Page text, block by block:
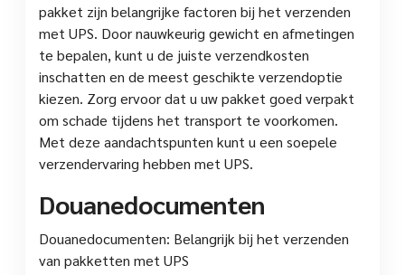
pakket zijn belangrijke factoren bij het verzenden
met UPS. Door nauwkeurig gewicht en afmetingen
te bepalen, kunt u de juiste verzendkosten
inschatten en de meest geschikte verzendoptie
kiezen. Zorg ervoor dat u uw pakket goed verpakt
om schade tijdens het transport te voorkomen.
Met deze aandachtspunten kunt u een soepele
verzendervaring hebben met UPS.
Douanedocumenten
Douanedocumenten: Belangrijk bij het verzenden
van pakketten met UPS